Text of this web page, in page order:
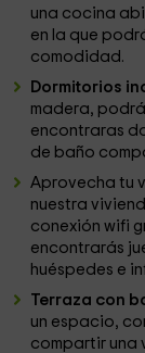
una cocina
en la que
comodidad.
Dormitorios
madera,
encontraras
de baño
Aprovecha tu
nuestra
conexión wifi
encontrarás
huéspedes e
Terraza con
un espacio,
compartir una